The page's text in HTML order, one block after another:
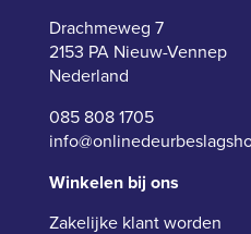
Drachmeweg 7
2153 PA Nieuw-Vennep
Nederland
085 808 1705
Winkelen bij ons
Zakelijke klant worden